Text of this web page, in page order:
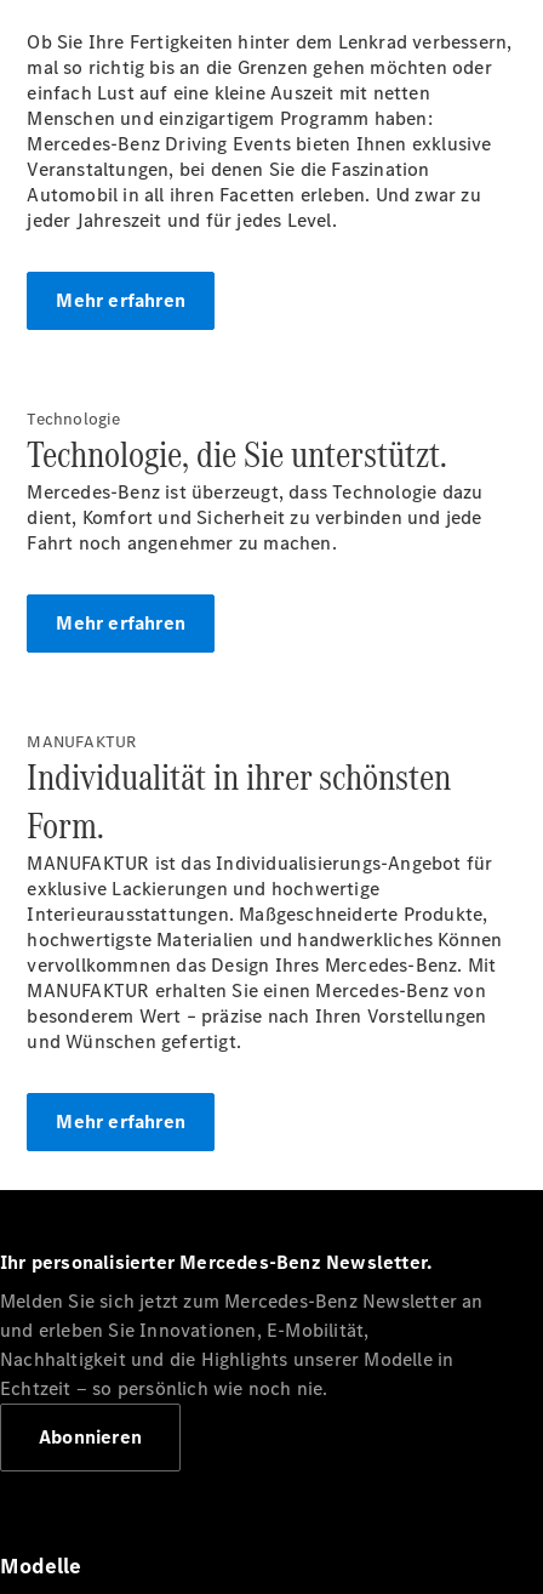
Alle Coupés
CLE Coupé
Mercedes-
Coupé
Mercedes-
Probefahrt
Mercedes-
Benz Store
Cabriolets & Roadster
Alle
Cabriolet
Mercedes-
AMG SL
Roadster
Mercedes-
Maybach SL
Monogram
Series
Konfigurator
Probefahrt
Benz Store
Ob Sie Ihre Fertigkeiten hinter dem Lenkrad verbessern,
mal so richtig bis an die Grenzen gehen möchten oder
einfach Lust auf eine kleine Auszeit mit netten
Menschen und einzigartigem Programm haben:
Mercedes-Benz Driving Events bieten Ihnen exklusive
Veranstaltungen, bei denen Sie die Faszination
Automobil in all ihren Facetten erleben. Und zwar zu
jeder Jahreszeit und für jedes Level.
Mehr erfahren
Technologie
Technologie, die Sie unterstützt.
Mercedes-Benz ist überzeugt, dass Technologie dazu
dient, Komfort und Sicherheit zu verbinden und jede
Fahrt noch angenehmer zu machen.
Mehr erfahren
MANUFAKTUR
Individualität in ihrer schönsten
Form.
MANUFAKTUR ist das Individualisierungs-Angebot für
exklusive Lackierungen und hochwertige
Interieurausstattungen. Maßgeschneiderte Produkte,
hochwertigste Materialien und handwerkliches Können
vervollkommnen das Design Ihres Mercedes-Benz. Mit
MANUFAKTUR erhalten Sie einen Mercedes-Benz von
besonderem Wert – präzise nach Ihren Vorstellungen
und Wünschen gefertigt.
Mehr erfahren
Ihr personalisierter Mercedes-Benz Newsletter.
Melden Sie sich jetzt zum Mercedes-Benz Newsletter an
und erleben Sie Innovationen, E-Mobilität,
Nachhaltigkeit und die Highlights unserer Modelle in
Echtzeit ‒ so persönlich wie noch nie.
Abonnieren
Modelle